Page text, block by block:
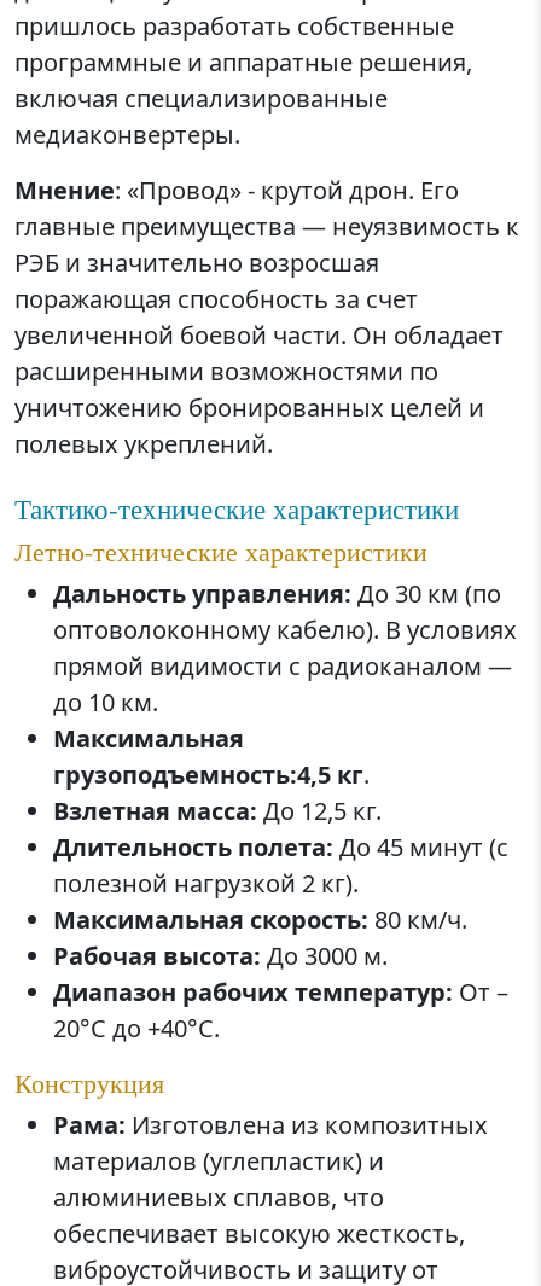
пришлось разработать собственные
программные и аппаратные решения,
включая специализированные
медиаконвертеры.
Мнение: «Провод» - крутой дрон. Его
главные преимущества — неуязвимость к
РЭБ и значительно возросшая
поражающая способность за счет
увеличенной боевой части. Он обладает
расширенными возможностями по
уничтожению бронированных целей и
полевых укреплений.
Тактико-технические характеристики
Летно-технические характеристики
Дальность управления: До 30 км (по
оптоволоконному кабелю). В условиях
прямой видимости с радиоканалом —
до 10 км.
Максимальная
грузоподъемность:4,5 кг.
Взлетная масса: До 12,5 кг.
Длительность полета: До 45 минут (с
полезной нагрузкой 2 кг).
Максимальная скорость: 80 км/ч.
Рабочая высота: До 3000 м.
Диапазон рабочих температур: От –
20°C до +40°C.
Конструкция
Рама: Изготовлена из композитных
материалов (углепластик) и
алюминиевых сплавов, что
обеспечивает высокую жесткость,
виброустойчивость и защиту от